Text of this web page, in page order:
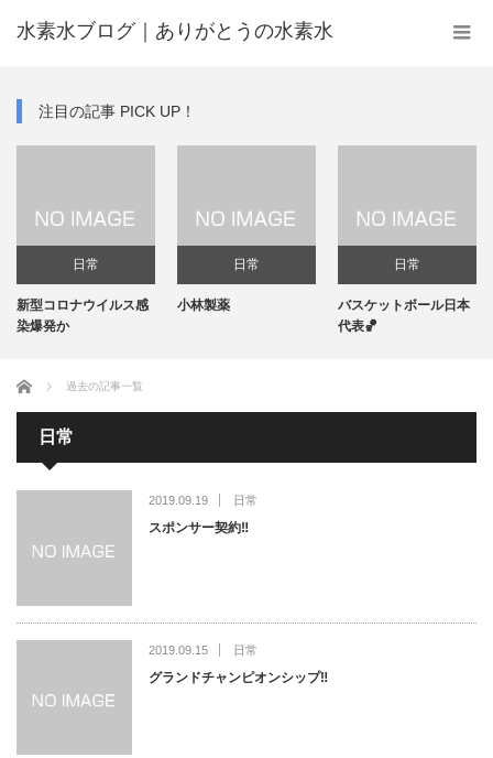
水素水ブログ｜ありがとうの水素水
注目の記事 PICK UP！
日常
新型コロナウイルス感
染爆発か
日常
小林製薬
日常
バスケットボール日本
代表🏀
ホーム 過去の記事一覧
日常
2019.09.19 日常
スポンサー契約‼️
2019.09.15 日常
グランドチャンピオンシップ‼️